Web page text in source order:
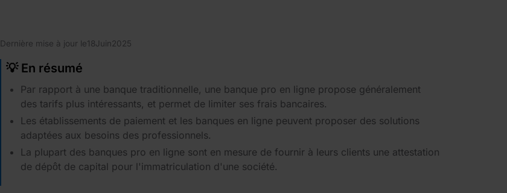
Dernière mise à jour le18Juin2025
💡 En résumé
Par rapport à une banque traditionnelle, une banque pro en ligne propose généralement
des tarifs plus intéressants, et permet de limiter ses frais bancaires.
Les établissements de paiement et les banques en ligne peuvent proposer des solutions
adaptées aux besoins des professionnels.
La plupart des banques pro en ligne sont en mesure de fournir à leurs clients une attestation
de dépôt de capital pour l'immatriculation d'une société.